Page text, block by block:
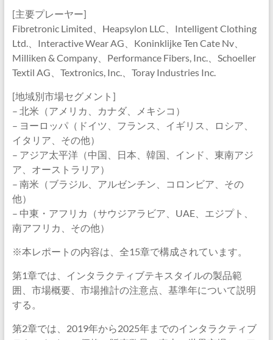
[主要プレーヤー]
Fibretronic Limited、Heapsylon LLC、Intelligent Clothing
Ltd.、Interactive Wear AG、Koninklijke Ten Cate Nv、
Milliken & Company、Performance Fibers, Inc.、Schoeller
Textil AG、Textronics, Inc.、Toray Industries Inc.
[地域別市場セグメント]
– 北米（アメリカ、カナダ、メキシコ）
– ヨーロッパ（ドイツ、フランス、イギリス、ロシア、
イタリア、その他）
– アジア太平洋（中国、日本、韓国、インド、東南アジ
ア、オーストラリア）
– 南米（ブラジル、アルゼンチン、コロンビア、その
他）
– 中東・アフリカ（サウジアラビア、UAE、エジプト、
南アフリカ、その他）
※本レポートの内容は、全15章で構成されています。
第1章では、インタラクティブテキスタイルの製品範
囲、市場概要、市場推計の注意点、基準年について説明
する。
第2章では、2019年から2025年までのインタラクティブ